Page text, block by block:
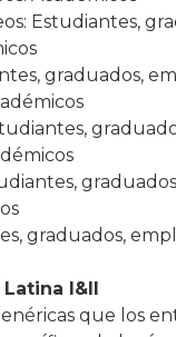
Estudiantes,
graduados,
graduados,
I&II
que los